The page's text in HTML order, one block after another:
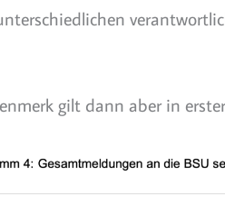
gilt dann aber in